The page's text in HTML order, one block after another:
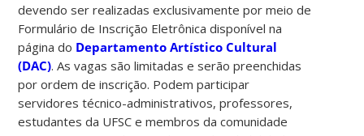
devendo ser realizadas exclusivamente por meio de
Formulário de Inscrição Eletrônica disponível na
página do Departamento Artístico Cultural
(DAC). As vagas são limitadas e serão preenchidas
por ordem de inscrição. Podem participar
servidores técnico-administrativos, professores,
estudantes da UFSC e membros da comunidade